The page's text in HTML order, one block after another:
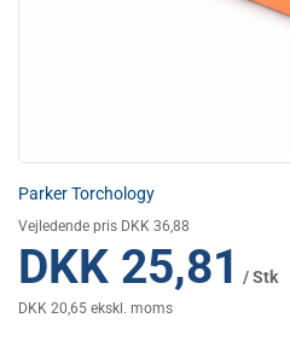
Parker Torchology
Vejledende pris DKK 36,88
DKK 25,81 / Stk
DKK 20,65 ekskl. moms